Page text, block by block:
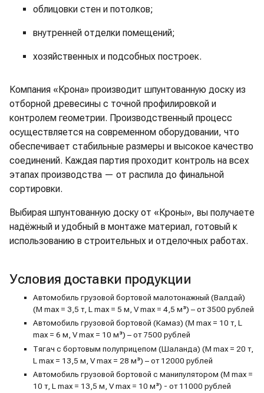
облицовки стен и потолков;
внутренней отделки помещений;
хозяйственных и подсобных построек.
Компания «Крона» производит шпунтованную доску из
отборной древесины с точной профилировкой и
контролем геометрии. Производственный процесс
осуществляется на современном оборудовании, что
обеспечивает стабильные размеры и высокое качество
соединений. Каждая партия проходит контроль на всех
этапах производства — от распила до финальной
сортировки.
Выбирая шпунтованную доску от «Кроны», вы получаете
надёжный и удобный в монтаже материал, готовый к
использованию в строительных и отделочных работах.
Условия доставки продукции
Автомобиль грузовой бортовой малотонажный (Валдай)
(M max = 3,5 т, L max = 5 м, V max = 4,5 м³) – от 3500 рублей
Автомобиль грузовой бортовой (Камаз) (M max = 10 т, L
max = 6 м, V max = 10 м³) – от 7500 рублей
Тягач с бортовым полуприцепом (Шаланда) (M max = 20 т,
L max = 13,5 м, V max = 28 м³) – от 12000 рублей
Автомобиль грузовой бортовой с манипулятором (M max =
10 т, L max = 13,5 м, V max = 10 м³) - от 11000 рублей